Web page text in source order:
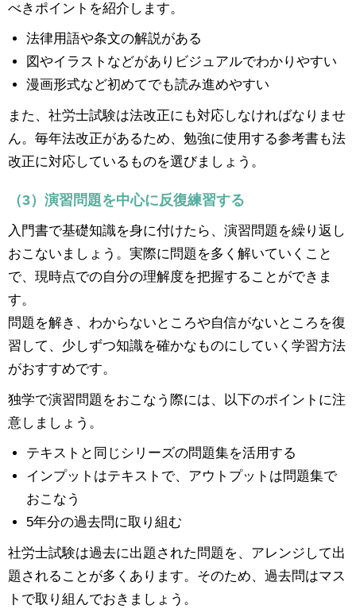
べきポイントを紹介します。
法律用語や条文の解説がある
図やイラストなどがありビジュアルでわかりやすい
漫画形式など初めてでも読み進めやすい
また、社労士試験は法改正にも対応しなければなりませ
ん。毎年法改正があるため、勉強に使用する参考書も法
改正に対応しているものを選びましょう。
（3）演習問題を中心に反復練習する
入門書で基礎知識を身に付けたら、演習問題を繰り返し
おこないましょう。実際に問題を多く解いていくこと
で、現時点での自分の理解度を把握することができま
す。
問題を解き、わからないところや自信がないところを復
習して、少しずつ知識を確かなものにしていく学習方法
がおすすめです。
独学で演習問題をおこなう際には、以下のポイントに注
意しましょう。
テキストと同じシリーズの問題集を活用する
インプットはテキストで、アウトプットは問題集で
おこなう
5年分の過去問に取り組む
社労士試験は過去に出題された問題を、アレンジして出
題されることが多くあります。そのため、過去問はマス
トで取り組んでおきましょう。